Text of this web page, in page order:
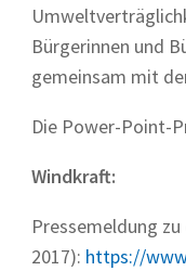
Bürgerinnen und
gemeinsam mit
Die Power-Point-
Windkraft:
Pressemeldung
2017): https://